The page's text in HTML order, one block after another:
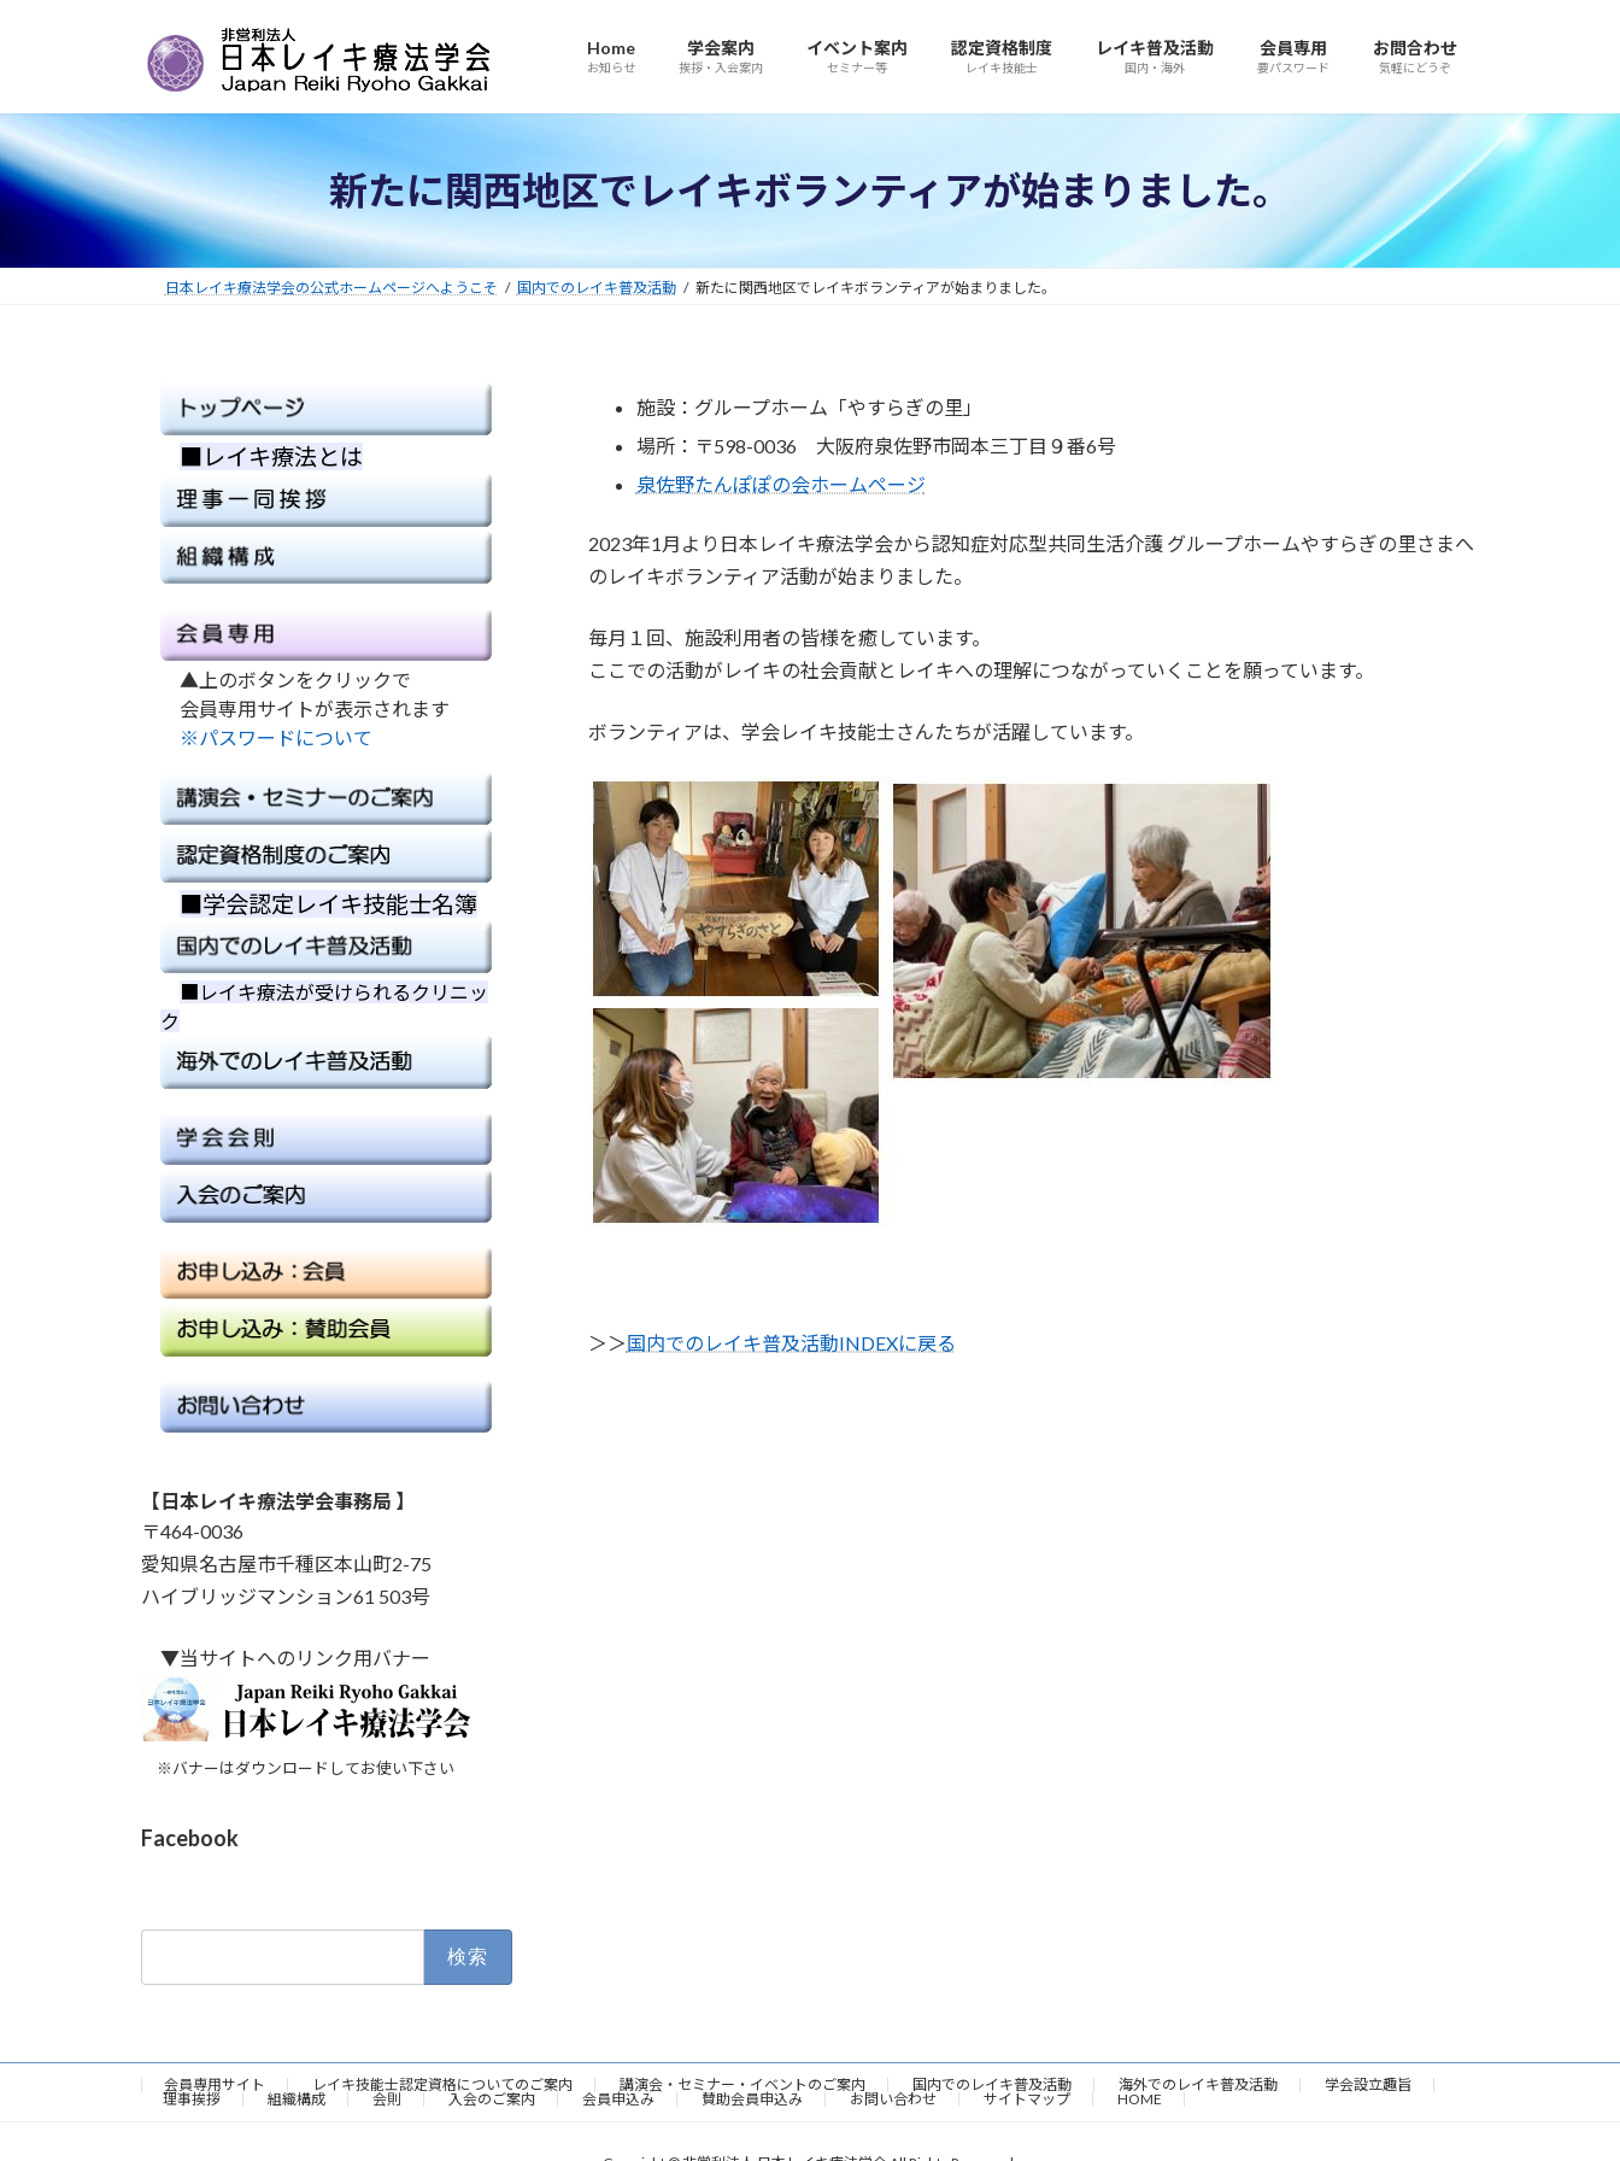
ツ
へ
ス
プ
シ
ョ
ン
動
Home
お知らせ
学会案内
挨拶・入会案内
イベント案内
セミナー等
認定資格制度
レイキ技能士
レイキ普及活動
国内・海外
会員専用
要パスワード
お問合わせ
気軽にどうぞ
新たに関西地区でレイキボランティアが始まりました。
日本レイキ療法学会の公式ホームページへようこそ 国内でのレイキ普及活動 新たに関西地区でレイキボランティアが始まりました。
施設：グループホーム「やすらぎの里」
場所：〒598-0036 大阪府泉佐野市岡本三丁目９番6号
泉佐野たんぽぽの会ホームページ
2023年1月より日本レイキ療法学会から認知症対応型共同生活介護 グループホームやすらぎの里さまへ
のレイキボランティア活動が始まりました。
毎月１回、施設利用者の皆様を癒しています。
ここでの活動がレイキの社会貢献とレイキへの理解につながっていくことを願っています。
ボランティアは、学会レイキ技能士さんたちが活躍しています。
＞＞国内でのレイキ普及活動INDEXに戻る
■レイキ療法とは
▲上のボタンをクリックで
会員専用サイトが表示されます
※パスワードについて
■学会認定レイキ技能士名簿
■レイキ療法が受けられるクリニッ
ク
【日本レイキ療法学会事務局 】
〒464-0036
愛知県名古屋市千種区本山町2-75
ハイブリッジマンション61 503号
▼当サイトへのリンク用バナー
※バナーはダウンロードしてお使い下さい
Facebook
会員専用サイト レイキ技能士認定資格についてのご案内 講演会・セミナー・イベントのご案内 国内でのレイキ普及活動 海外でのレイキ普及活動
学会設立趣旨
理事挨拶
組織構成 会則 入会のご案内 会員申込み 賛助会員申込み お問い合わせ サイトマップ HOME